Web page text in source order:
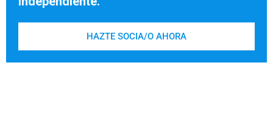
HAZTE SOCIA/O AHORA